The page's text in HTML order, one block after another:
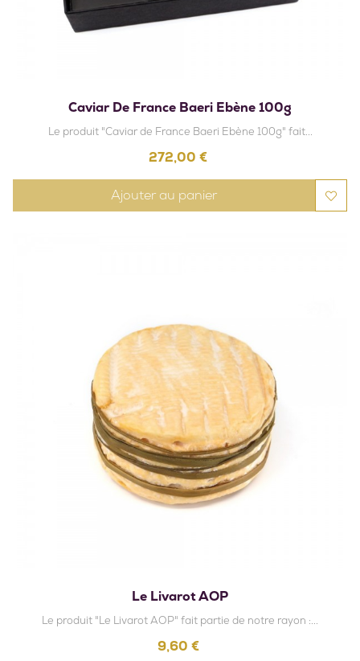
Caviar De France Baeri Ebène 100g
Le produit "Caviar de France Baeri Ebène 100g" fait...
Prix
272,00 €
Ajouter au panier
Le Livarot AOP
Le produit "Le Livarot AOP" fait partie de notre rayon :...
Prix
9,60 €